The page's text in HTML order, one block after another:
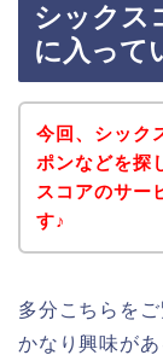
シックス
に入って
今回、シック
ポンなどを探
スコアのサー
す♪
多分こちらを
かなり興味が